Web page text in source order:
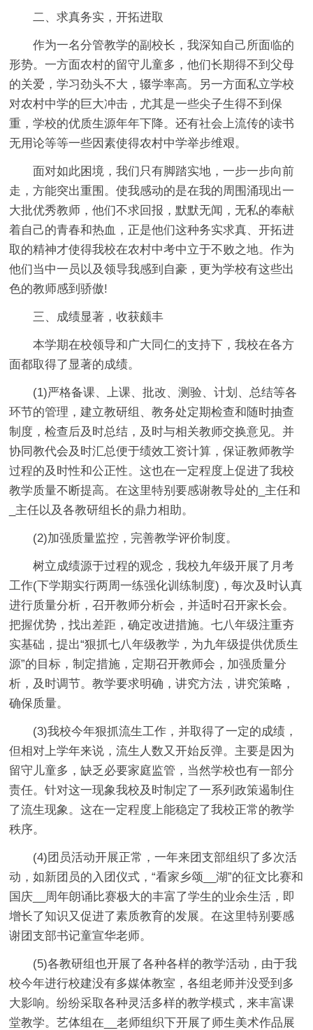
二、求真务实，开拓进取
作为一名分管教学的副校长，我深知自己所面临的
形势。一方面农村的留守儿童多，他们长期得不到父母
的关爱，学习劲头不大，辍学率高。另一方面私立学校
对农村中学的巨大冲击，尤其是一些尖子生得不到保
重，学校的优质生源年年下降。还有社会上流传的读书
无用论等等一些因素使得农村中学举步维艰。
面对如此困境，我们只有脚踏实地，一步一步向前
走，方能突出重围。使我感动的是在我的周围涌现出一
大批优秀教师，他们不求回报，默默无闻，无私的奉献
着自己的青春和热血，正是他们这种务实求真、开拓进
取的精神才使得我校在农村中考中立于不败之地。作为
他们当中一员以及领导我感到自豪，更为学校有这些出
色的教师感到骄傲!
三、成绩显著，收获颇丰
本学期在校领导和广大同仁的支持下，我校在各方
面都取得了显著的成绩。
(1)严格备课、上课、批改、测验、计划、总结等各
环节的管理，建立教研组、教务处定期检查和随时抽查
制度，检查后及时总结，及时与相关教师交换意见。并
协同教代会及时汇总便于绩效工资计算，保证教师教学
过程的及时性和公正性。这也在一定程度上促进了我校
教学质量不断提高。在这里特别要感谢教导处的_主任和
_主任以及各教研组长的鼎力相助。
(2)加强质量监控，完善教学评价制度。
树立成绩源于过程的观念，我校九年级开展了月考
工作(下学期实行两周一练强化训练制度)，每次及时认真
进行质量分析，召开教师分析会，并适时召开家长会。
把握优势，找出差距，确定改进措施。七八年级注重夯
实基础，提出“狠抓七八年级教学，为九年级提供优质生
源”的目标，制定措施，定期召开教师会，加强质量分
析，及时调节。教学要求明确，讲究方法，讲究策略，
确保质量。
(3)我校今年狠抓流生工作，并取得了一定的成绩，
但相对上学年来说，流生人数又开始反弹。主要是因为
留守儿童多，缺乏必要家庭监管，当然学校也有一部分
责任。针对这一现象我校及时制定了一系列政策遏制住
了流生现象。这在一定程度上能稳定了我校正常的教学
秩序。
(4)团员活动开展正常，一年来团支部组织了多次活
动，如新团员的入团仪式，“看家乡颂__湖”的征文比赛和
国庆__周年朗诵比赛极大的丰富了学生的业余生活，即
增长了知识又促进了素质教育的发展。在这里特别要感
谢团支部书记童宣华老师。
(5)各教研组也开展了各种各样的教学活动，由于我
校今年进行校建没有多媒体教室，各组老师并没受到多
大影响。纷纷采取各种灵活多样的教学模式，来丰富课
堂教学。艺体组在__老师组织下开展了师生美术作品展